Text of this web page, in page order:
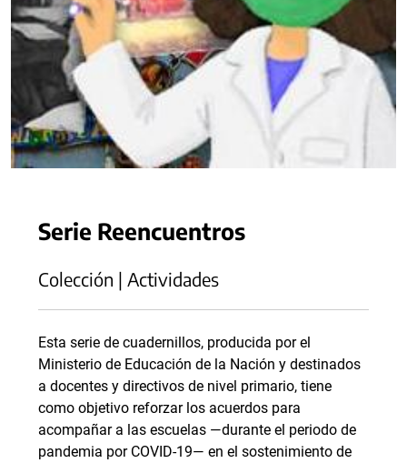
Serie Reencuentros
Colección | Actividades
Esta serie de cuadernillos, producida por el
Ministerio de Educación de la Nación y destinados
a docentes y directivos de nivel primario, tiene
como objetivo reforzar los acuerdos para
acompañar a las escuelas —durante el periodo de
pandemia por COVID-19— en el sostenimiento de